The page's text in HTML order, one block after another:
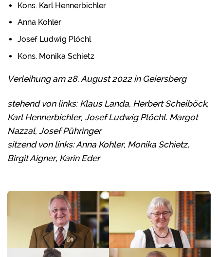
Kons. Karl Hennerbichler
Anna Kohler
Josef Ludwig Plöchl
Kons. Monika Schietz
Verleihung am 28. August 2022 in Geiersberg
stehend von links: Klaus Landa, Herbert Scheiböck,
Karl Hennerbichler, Josef Ludwig Plöchl. Margot
Nazzal, Josef Pühringer
sitzend von links: Anna Kohler, Monika Schietz,
Birgit Aigner, Karin Eder